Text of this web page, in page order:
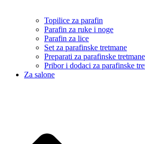
Topilice za parafin
Parafin za ruke i noge
Parafin za lice
Set za parafinske tretmane
Preparati za parafinske tretmane
Pribor i dodaci za parafinske
Za salone